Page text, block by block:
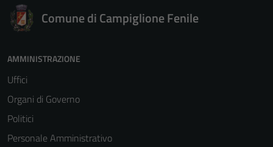
Comune di Campiglione Fenile
AMMINISTRAZIONE
Uffici
Organi di Governo
Politici
Personale Amministrativo